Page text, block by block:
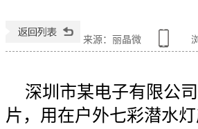
来源：丽晶微
深圳市某电子有限公
片，用在户外七彩潜水